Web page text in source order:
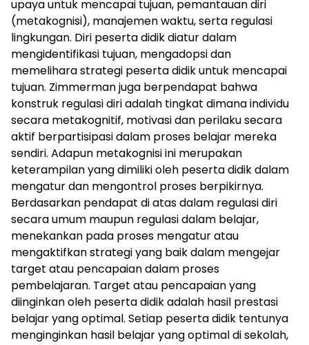
upaya untuk mencapai tujuan, pemantauan diri
(metakognisi), manajemen waktu, serta regulasi
lingkungan. Diri peserta didik diatur dalam
mengidentifikasi tujuan, mengadopsi dan
memelihara strategi peserta didik untuk mencapai
tujuan. Zimmerman juga berpendapat bahwa
konstruk regulasi diri adalah tingkat dimana individu
secara metakognitif, motivasi dan perilaku secara
aktif berpartisipasi dalam proses belajar mereka
sendiri. Adapun metakognisi ini merupakan
keterampilan yang dimiliki oleh peserta didik dalam
mengatur dan mengontrol proses berpikirnya.
Berdasarkan pendapat di atas dalam regulasi diri
secara umum maupun regulasi dalam belajar,
menekankan pada proses mengatur atau
mengaktifkan strategi yang baik dalam mengejar
target atau pencapaian dalam proses
pembelajaran. Target atau pencapaian yang
diinginkan oleh peserta didik adalah hasil prestasi
belajar yang optimal. Setiap peserta didik tentunya
menginginkan hasil belajar yang optimal di sekolah,